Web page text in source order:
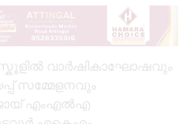
വാർഷികാഘോഷവും
സമ്മേളനവും
എംഎൽഎ